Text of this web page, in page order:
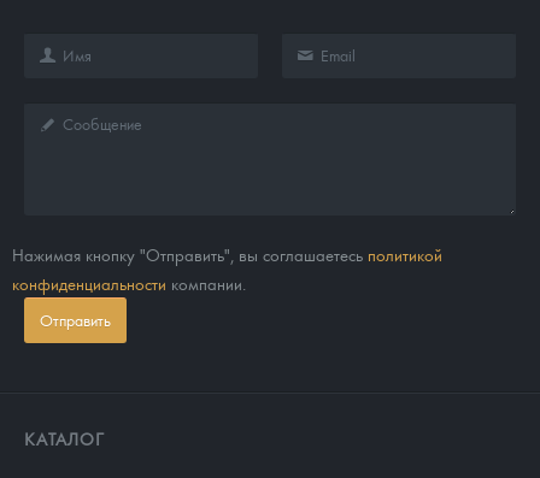
Нажимая кнопку "Отправить", вы соглашаетесь политикой
конфиденциальности компании.
Отправить
КАТАЛОГ